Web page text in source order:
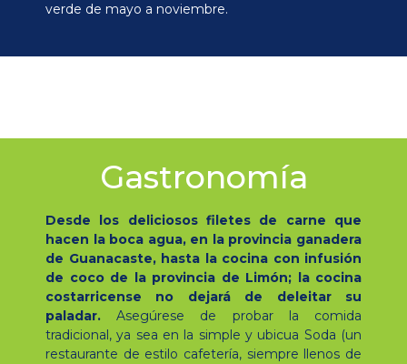
verde de mayo a noviembre.
Gastronomía
Desde los deliciosos filetes de carne que
hacen la boca agua, en la provincia ganadera
de Guanacaste, hasta la cocina con infusión
de coco de la provincia de Limón; la cocina
costarricense no dejará de deleitar su
paladar. Asegúrese de probar la comida
tradicional, ya sea en la simple y ubicua Soda (un
restaurante de estilo cafetería, siempre llenos de